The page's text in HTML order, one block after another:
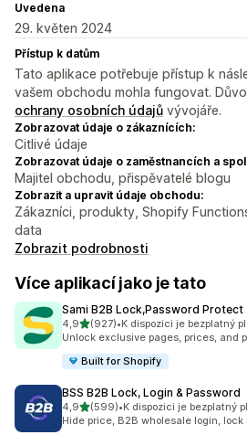
Uvedena
29. květen 2024
Přístup k datům
Tato aplikace potřebuje přístup k
vašem obchodu mohla fungovat.
ochrany osobních údajů vývojáře.
Zobrazovat údaje o zákaznících:
Citlivé údaje
Zobrazovat údaje o zaměstnancích a
Majitel obchodu, přispěvatelé blogu
Zobrazit a upravit údaje obchodu:
Zákazníci, produkty, Shopify
data
Zobrazit podrobnosti
Více aplikací jako je tato
Sami B2B Lock,Password Protect
4,9z 5 hvězd
(927)
Celkový počet recenzí: 927
•K dispozici je bezplatný
Unlock exclusive pages, prices, and
Built for Shopify
BSS B2B Lock, Login & Password
4,9z 5 hvězd
(599)
Celkový počet recenzí: 599
•K dispozici je bezplatný
Hide price, B2B wholesale login,